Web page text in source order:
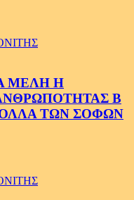
ΜΕΛΗ Η
Β
ΤΩΝ ΣΟΦΩΝ